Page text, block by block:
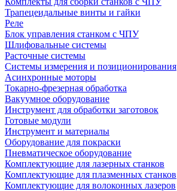
Трапецеидальные винты и гайки
Реле
Блок управления станком с ЧПУ
Шлифовальные системы
Расточные системы
Системы измерения и позиционирования
Асинхронные моторы
Токарно-фрезерная обработка
Вакуумное оборудование
Инструмент для обработки заготовок
Готовые модули
Инструмент и материалы
Оборудование для покраски
Пневматическое оборудование
Комплектующие для лазерных станков
Комплектующие для плазменных станков
Комплектующие для волоконных лазеров